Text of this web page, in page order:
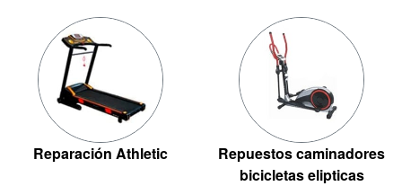
Reparación Athletic
Repuestos caminadores
bicicletas elipticas